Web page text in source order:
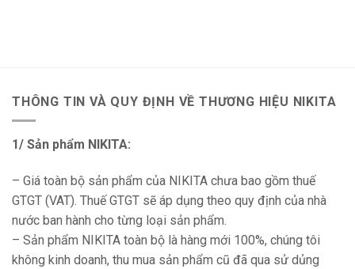
THÔNG TIN VÀ QUY ĐỊNH VỀ THƯƠNG HIỆU NIKITA
1/ Sản phẩm NIKITA:
– Giá toàn bộ sản phẩm của NIKITA chưa bao gồm thuế
GTGT (VAT). Thuế GTGT sẽ áp dụng theo quy định của nhà
nước ban hành cho từng loại sản phẩm.
– Sản phẩm NIKITA toàn bộ là hàng mới 100%, chúng tôi
không kinh doanh, thu mua sản phẩm cũ đã qua sử dủng